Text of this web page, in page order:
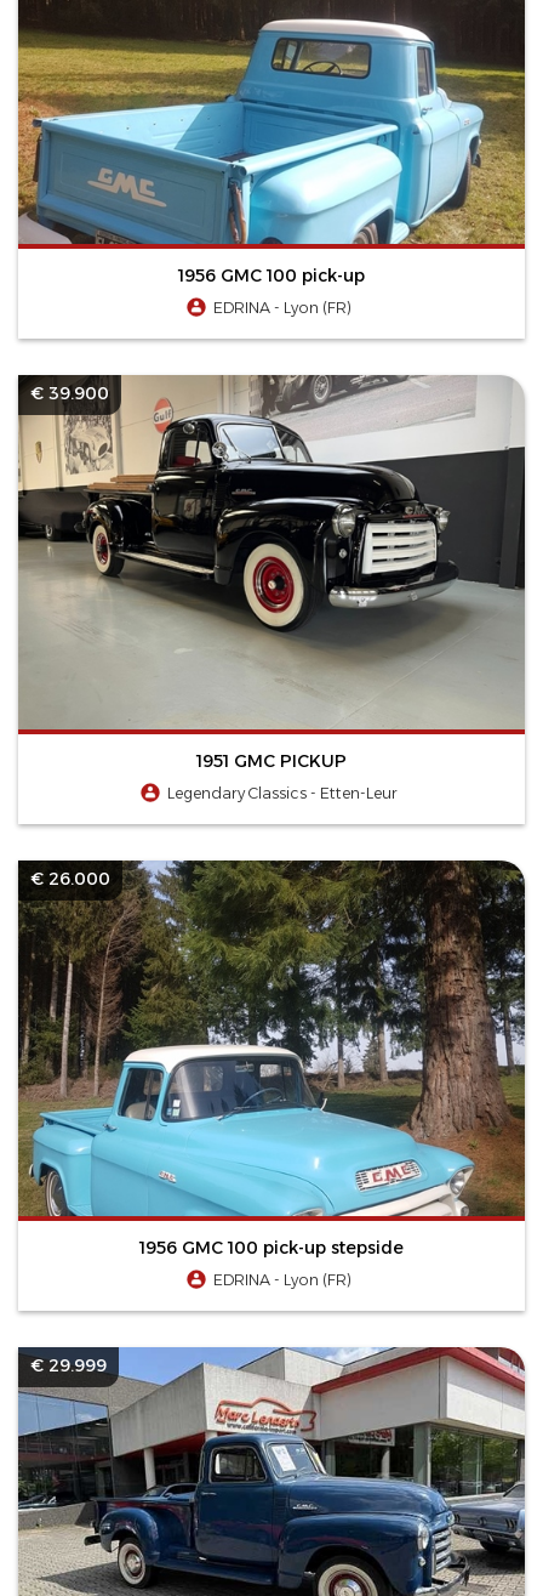
1956 GMC 100 pick-up
EDRINA - Lyon (FR)
€ 39.900
1951 GMC PICKUP
Legendary Classics - Etten-Leur
€ 26.000
1956 GMC 100 pick-up stepside
EDRINA - Lyon (FR)
€ 29.999